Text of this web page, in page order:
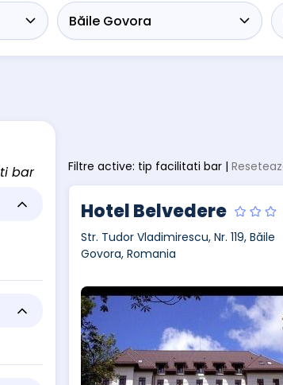
bar
Filtre active: tip facilitati bar |
Hotel Belvedere
Str. Tudor Vladimirescu, Nr. 119, Băile
Govora, Romania